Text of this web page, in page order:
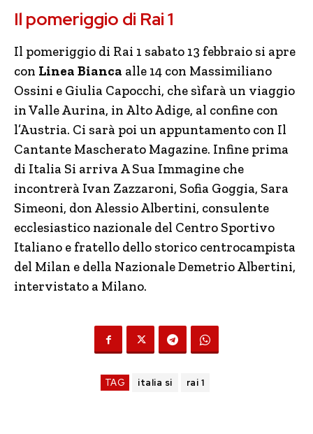
Il pomeriggio di Rai 1
Il pomeriggio di Rai 1 sabato 13 febbraio si apre
con Linea Bianca alle 14 con Massimiliano
Ossini e Giulia Capocchi, che sìfarà un viaggio
in Valle Aurina, in Alto Adige, al confine con
l’Austria. Ci sarà poi un appuntamento con Il
Cantante Mascherato Magazine. Infine prima
di Italia Si arriva A Sua Immagine che
incontrerà Ivan Zazzaroni, Sofia Goggia, Sara
Simeoni, don Alessio Albertini, consulente
ecclesiastico nazionale del Centro Sportivo
Italiano e fratello dello storico centrocampista
del Milan e della Nazionale Demetrio Albertini,
intervistato a Milano.
TAG italia si rai 1